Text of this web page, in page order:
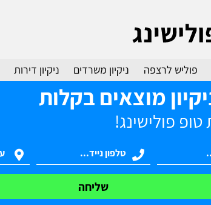
פוליש לרצפה ניקיון משרדים ניקיון דירות
מוצאים בקלות
פולישינג!
שליחה